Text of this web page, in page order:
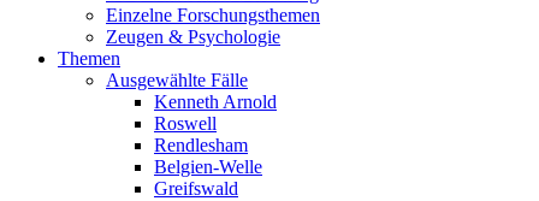
Einzelne Forschungsthemen
Zeugen & Psychologie
Themen
Ausgewählte Fälle
Kenneth Arnold
Roswell
Rendlesham
Belgien-Welle
Greifswald